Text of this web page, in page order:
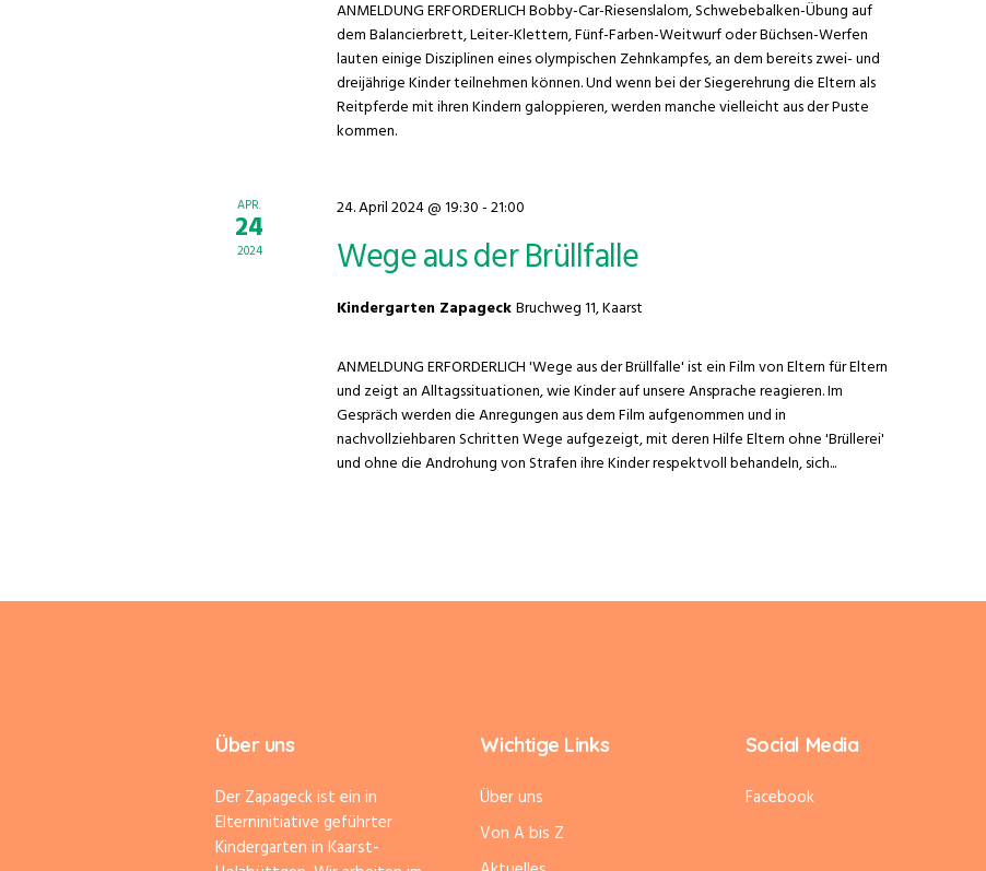
ANMELDUNG ERFORDERLICH Bobby-Car-Riesenslalom, Schwebebalken-Übung auf
dem Balancierbrett, Leiter-Klettern, Fünf-Farben-Weitwurf oder Büchsen-Werfen
lauten einige Disziplinen eines olympischen Zehnkampfes, an dem bereits zwei- und
dreijährige Kinder teilnehmen können. Und wenn bei der Siegerehrung die Eltern als
Reitpferde mit ihren Kindern galoppieren, werden manche vielleicht aus der Puste
kommen.
APR.
24
2024
24. April 2024 @ 19:30-21:00
Wege aus der Brüllfalle
Kindergarten ZapageckBruchweg 11, Kaarst
ANMELDUNG ERFORDERLICH 'Wege aus der Brüllfalle' ist ein Film von Eltern für Eltern
und zeigt an Alltagssituationen, wie Kinder auf unsere Ansprache reagieren. Im
Gespräch werden die Anregungen aus dem Film aufgenommen und in
nachvollziehbaren Schritten Wege aufgezeigt, mit deren Hilfe Eltern ohne 'Brüllerei'
und ohne die Androhung von Strafen ihre Kinder respektvoll behandeln, sich...
Über uns
Der Zapageck ist ein in
Elterninitiative geführter
Kindergarten in Kaarst-
Wichtige Links
Über uns
Von A bis Z
Social Media
Facebook